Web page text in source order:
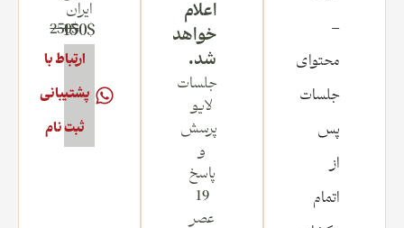
–
محتوای
جلسات
پس
از
اتمام
اعلام
خواهد
شد.
جلسات
لایو
پرسش
و
پاسخ
19
عصر
ایران
150$
250$
ارتباط با
پشتیبانی
ثبت نام